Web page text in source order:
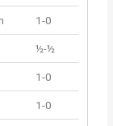
1-0
½-½
1-0
1-0